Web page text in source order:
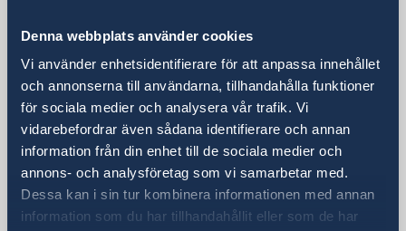
Denna webbplats använder cookies
Vi använder enhetsidentifierare för att anpassa innehållet
och annonserna till användarna, tillhandahålla funktioner
för sociala medier och analysera vår trafik. Vi
vidarebefordrar även sådana identifierare och annan
information från din enhet till de sociala medier och
annons- och analysföretag som vi samarbetar med.
Dessa kan i sin tur kombinera informationen med annan
information som du har tillhandahållit eller som de har
Skytrainstation: Nana
Postadress
Embassy of Sweden
P.O. Box 1324
Nana Post Office
Bangkok 10110
Thailand
Telefonnummer
Telefontid: måndag, tisdag, torsdag kl.